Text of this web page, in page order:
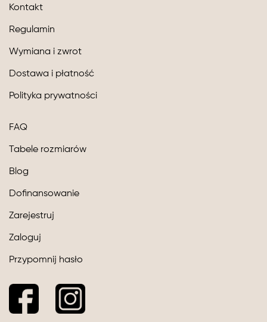
Kontakt
Regulamin
Wymiana i zwrot
Dostawa i płatność
Polityka prywatności
FAQ
Tabele rozmiarów
Blog
Dofinansowanie
Zarejestruj
Zaloguj
Przypomnij hasło